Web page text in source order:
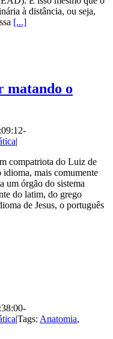
à distância, ou seja,
[...]
matando o
|
compatriota do Luiz de
idioma, mais comumente
um órgão do sistema
do latim, do grego
de Jesus, o português
|Tags: Anatomia,